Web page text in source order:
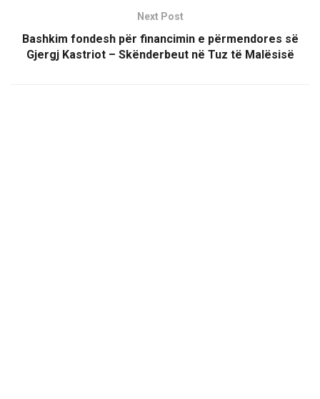
Next Post
Bashkim fondesh për financimin e përmendores së
Gjergj Kastriot – Skënderbeut në Tuz të Malësisë